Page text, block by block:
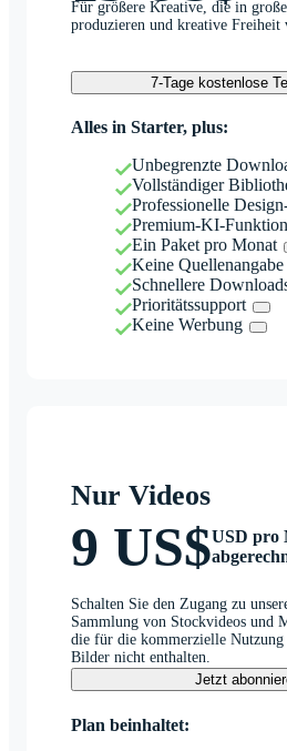
Für größere Kreative, die in
produzieren und kreative Freiheit
7-Tage kostenlose
Alles in Starter, plus:
Unbegrenzte
Vollständiger
Professionelle
Premium-KI-
Ein Paket pro Monat
Keine
Schnellere
Prioritätssupport
Keine Werbung
Nur Videos
9 US$USD pro
Schalten Sie den Zugang zu
Sammlung von Stockvideos und
die für die kommerzielle Nutzung
Bilder nicht enthalten.
Jetzt
Plan beinhaltet: